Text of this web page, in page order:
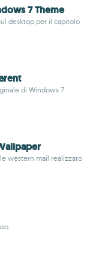
7 Theme
desktop per il capitolo
di Windows 7
western mail realizzato